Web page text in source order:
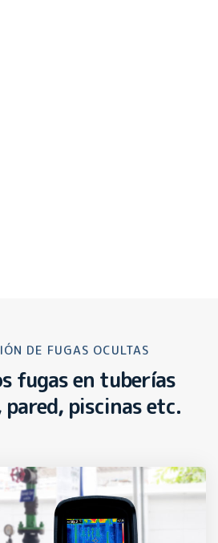
DE FUGAS OCULTAS
fugas en tuberías
piscinas etc.